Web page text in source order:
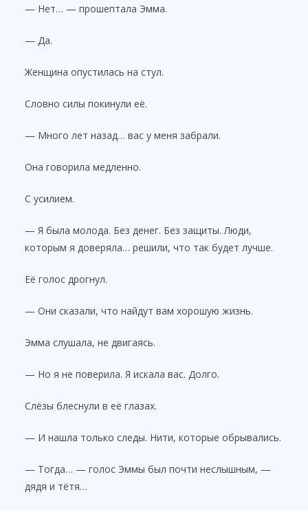
— Нет… — прошептала Эмма.
— Да.
Женщина опустилась на стул.
Словно силы покинули её.
— Много лет назад… вас у меня забрали.
Она говорила медленно.
С усилием.
— Я была молода. Без денег. Без защиты. Люди,
которым я доверяла… решили, что так будет лучше.
Её голос дрогнул.
— Они сказали, что найдут вам хорошую жизнь.
Эмма слушала, не двигаясь.
— Но я не поверила. Я искала вас. Долго.
Слёзы блеснули в её глазах.
— И нашла только следы. Нити, которые обрывались.
— Тогда… — голос Эммы был почти неслышным, —
дядя и тётя…